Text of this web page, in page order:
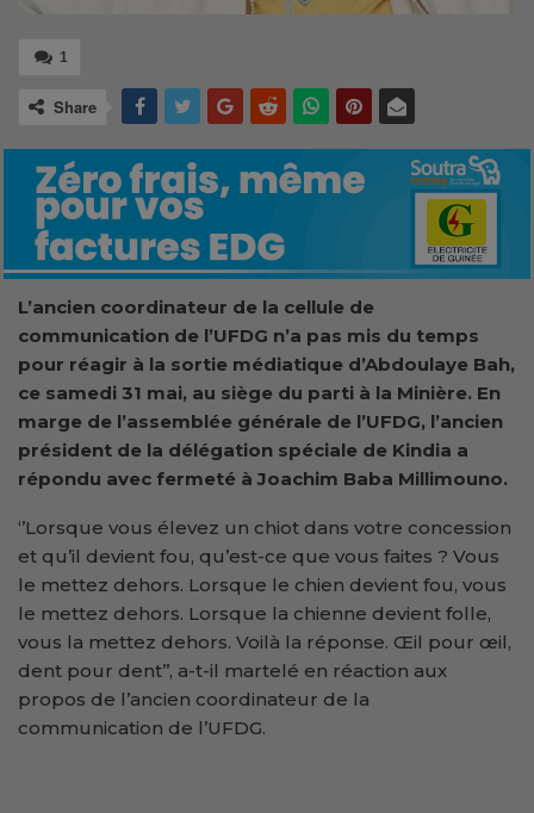
1
Share
L’ancien coordinateur de la cellule de
communication de l’UFDG n’a pas mis du temps
pour réagir à la sortie médiatique d’Abdoulaye Bah,
ce samedi 31 mai, au siège du parti à la Minière. En
marge de l’assemblée générale de l’UFDG, l’ancien
président de la délégation spéciale de Kindia a
répondu avec fermeté à Joachim Baba Millimouno.
‘’Lorsque vous élevez un chiot dans votre concession
et qu’il devient fou, qu’est-ce que vous faites ? Vous
le mettez dehors. Lorsque le chien devient fou, vous
le mettez dehors. Lorsque la chienne devient folle,
vous la mettez dehors. Voilà la réponse. Œil pour œil,
dent pour dent’’, a-t-il martelé en réaction aux
propos de l’ancien coordinateur de la
communication de l’UFDG.